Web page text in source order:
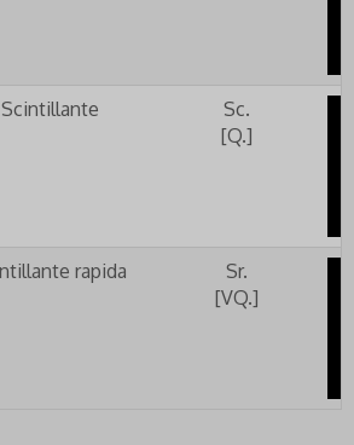
Scintillante
Sc.
[Q.]
rapida
Sr.
[VQ.]